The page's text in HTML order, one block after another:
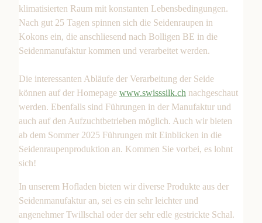
klimatisierten Raum mit konstanten Lebensbedingungen.
Nach gut 25 Tagen spinnen sich die Seidenraupen in
Kokons ein, die anschliesend nach Bolligen BE in die
Seidenmanufaktur kommen und verarbeitet werden.
Die interessanten Abläufe der Verarbeitung der Seide
können auf der Homepage www.swisssilk.ch nachgeschaut
werden. Ebenfalls sind Führungen in der Manufaktur und
auch auf den Aufzuchtbetrieben möglich. Auch wir bieten
ab dem Sommer 2025 Führungen mit Einblicken in die
Seidenraupenproduktion an. Kommen Sie vorbei, es lohnt
sich!
In unserem Hofladen bieten wir diverse Produkte aus der
Seidenmanufaktur an, sei es ein sehr leichter und
angenehmer Twillschal oder der sehr edle gestrickte Schal.